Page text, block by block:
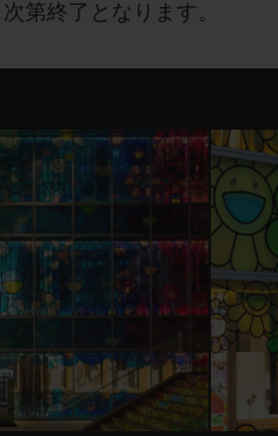
第終了となります。